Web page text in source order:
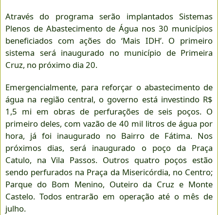
Através do programa serão implantados Sistemas
Plenos de Abastecimento de Água nos 30 municípios
beneficiados com ações do ‘Mais IDH’. O primeiro
sistema será inaugurado no município de Primeira
Cruz, no próximo dia 20.
Emergencialmente, para reforçar o abastecimento de
água na região central, o governo está investindo R$
1,5 mi em obras de perfurações de seis poços. O
primeiro deles, com vazão de 40 mil litros de água por
hora, já foi inaugurado no Bairro de Fátima. Nos
próximos dias, será inaugurado o poço da Praça
Catulo, na Vila Passos. Outros quatro poços estão
sendo perfurados na Praça da Misericórdia, no Centro;
Parque do Bom Menino, Outeiro da Cruz e Monte
Castelo. Todos entrarão em operação até o mês de
julho.